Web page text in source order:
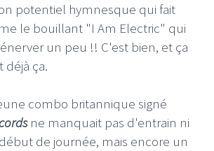
potentiel hymnesque qui fait
le bouillant "I Am Electric" qui
un peu !! C'est bien, et ça
déjà ça.
combo britannique signé
ne manquait pas d'entrain ni
de journée, mais encore un